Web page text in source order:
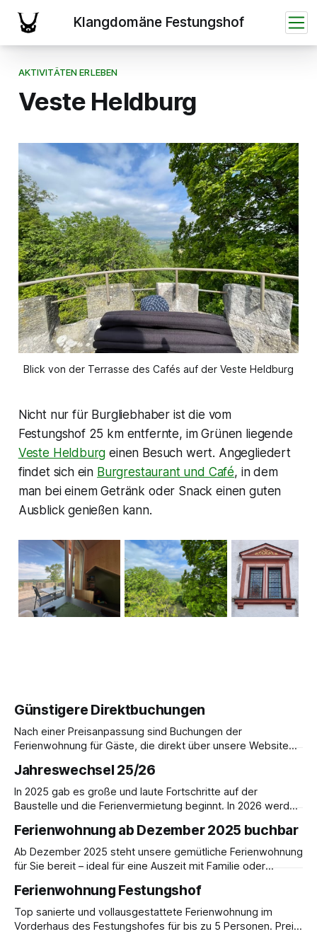
AKTIVITÄTEN ERLEBEN
Veste Heldburg
Blick von der Terrasse des Cafés auf der Veste Heldburg
Nicht nur für Burgliebhaber ist die vom
Festungshof 25 km entfernte, im Grünen liegende
Veste Heldburg einen Besuch wert. Angegliedert
findet sich ein Burgrestaurant und Café, in dem
man bei einem Getränk oder Snack einen guten
Ausblick genießen kann.
Günstigere Direktbuchungen
Nach einer Preisanpassung sind Buchungen der
Ferienwohnung für Gäste, die direkt über unsere Website
Ferienwohnung im ehemaligen Forsthaus für bis zu 5
Personen. Preis pro Übernachtung: 180,- € inkl. MwSt.
Buchungen per E-Mail an info@festungshof.de
Jahreswechsel 25/26
In 2025 gab es große und laute Fortschritte auf der
Baustelle und die Ferienvermietung beginnt. In 2026 werden
sodass die ersten Musiker die Klangdomäne mit Musik
erfüllen können. Voraussetzung hierfür ist die Gründung
eines Vereins, der nicht nur für die Übernachtungskosten
Ferienwohnung ab Dezember 2025 buchbar
Ab Dezember 2025 steht unsere gemütliche Ferienwohnung
für Sie bereit – ideal für eine Auszeit mit Familie oder
winterliche Spaziergänge und erholsame Tage in
behaglicher Atmosphäre. Preis für bis zu 5 Erwachsene:
150,- € inkl. MwSt. pro Übernachtung Buchungen sind
Ferienwohnung Festungshof
Top sanierte und vollausgestattete Ferienwohnung im
Vorderhaus des Festungshofes für bis zu 5 Personen. Preis